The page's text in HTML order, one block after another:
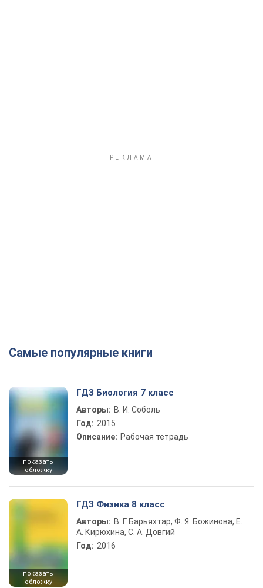
Самые популярные книги
показать
обложку
ГДЗ Биология 7 класс
Авторы: В. И. Соболь
Год: 2015
Описание: Рабочая тетрадь
показать
обложку
ГДЗ Физика 8 класс
Авторы: В. Г. Барьяхтар, Ф. Я. Божинова, Е.
А. Кирюхина, С. А. Довгий
Год: 2016